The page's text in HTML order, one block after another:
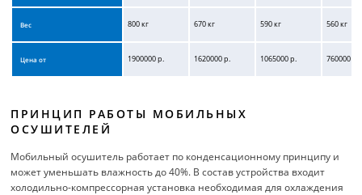
Вес 800 кг 670 кг 590 кг 560 кг
Цена от 1900000 р. 1620000 р. 1065000 р. 760000 р.
ПРИНЦИП РАБОТЫ МОБИЛЬНЫХ
ОСУШИТЕЛЕЙ
Мобильный осушитель работает по конденсационному принципу и
может уменьшать влажность до 40%. В состав устройства входит
холодильно-компрессорная установка необходимая для охлаждения